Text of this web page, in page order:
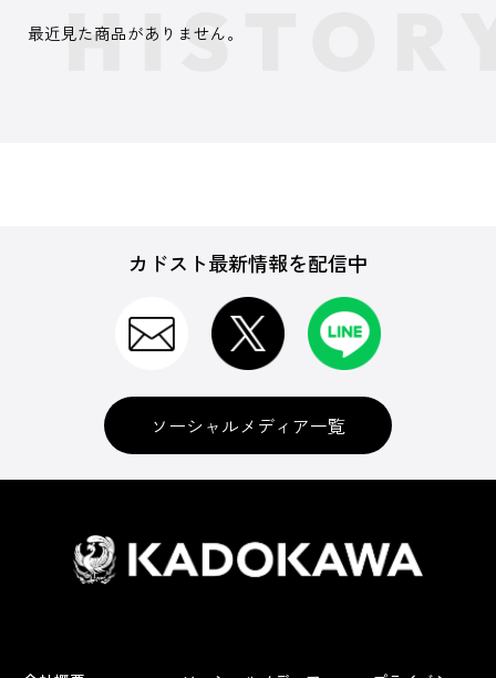
最近見た商品がありません。
カドスト最新情報を配信中
ソーシャルメディア一覧